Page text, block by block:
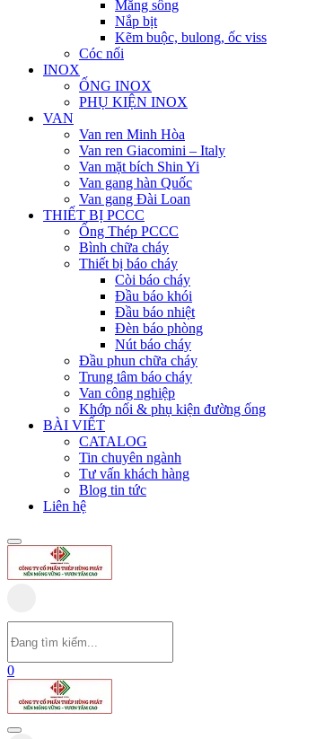
Măng sông
Nắp bịt
Kẽm buộc, bulong, ốc viss
Cóc nối
INOX
ỐNG INOX
PHỤ KIỆN INOX
VAN
Van ren Minh Hòa
Van ren Giacomini – Italy
Van mặt bích Shin Yi
Van gang hàn Quốc
Van gang Đài Loan
THIẾT BỊ PCCC
Ống Thép PCCC
Bình chữa cháy
Thiết bị báo cháy
Còi báo cháy
Đầu báo khói
Đầu báo nhiệt
Đèn báo phòng
Nút báo cháy
Đầu phun chữa cháy
Trung tâm báo cháy
Van công nghiệp
Khớp nối & phụ kiện đường ống
BÀI VIẾT
CATALOG
Tin chuyên ngành
Tư vấn khách hàng
Blog tin tức
Liên hệ
0